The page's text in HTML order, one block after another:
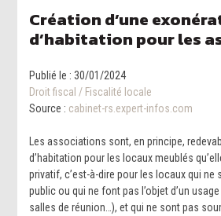
Création d’une
d’habitation pour les
Publié le :30/01/2024
Droit fiscal / Fiscalité locale
Source : cabinet-rs.expert-infos.com
Les associations sont, en principe,
d’habitation pour les locaux meublés
privatif, c’est-à-dire pour les locaux qui ne
public ou qui ne font pas l’objet d’un
salles de réunion…), et qui ne sont pas